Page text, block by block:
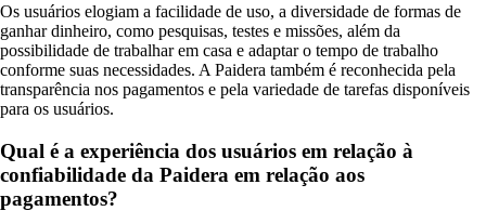
Os usuários elogiam a facilidade de uso, a diversidade de formas de
ganhar dinheiro, como pesquisas, testes e missões, além da
possibilidade de trabalhar em casa e adaptar o tempo de trabalho
conforme suas necessidades. A Paidera também é reconhecida pela
transparência nos pagamentos e pela variedade de tarefas disponíveis
para os usuários.
Qual é a experiência dos usuários em relação à
confiabilidade da Paidera em relação aos
pagamentos?